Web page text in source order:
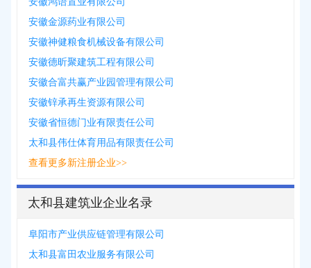
安徽金源药业有限公司
安徽神健粮食机械设备有限公司
安徽德昕聚建筑工程有限公司
安徽合富共赢产业园管理有限公司
安徽锌承再生资源有限公司
安徽省恒德门业有限责任公司
太和县伟仕体育用品有限责任公司
查看更多新注册企业>>
太和县建筑业企业名录
阜阳市产业供应链管理有限公司
太和县富田农业服务有限公司